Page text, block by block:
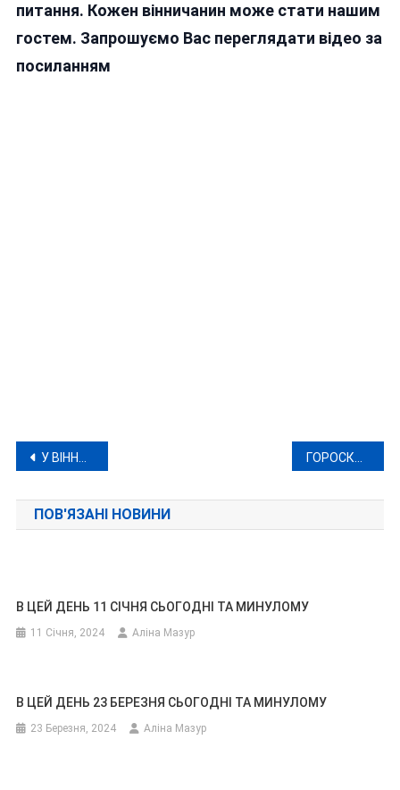
питання. Кожен вінничанин може стати нашим
гостем. Запрошуємо Вас переглядати відео за
посиланням
Навігація
записів
У ВІННИЦІ П’ЯНИЙ ВОДІЙ КАТАВСЯ НА CHEVROLET: ДОЗА АЛКОГОЛЮ ПЕРЕВИЩУВАЛА НОРМУ В 11 РАЗІВ
ПОВ'ЯЗАНІ НОВИНИ
В ЦЕЙ ДЕНЬ 11 СІЧНЯ СЬОГОДНІ ТА МИНУЛОМУ
11 Січня, 2024 Аліна Мазур
В ЦЕЙ ДЕНЬ 23 БЕРЕЗНЯ СЬОГОДНІ ТА МИНУЛОМУ
23 Березня, 2024 Аліна Мазур